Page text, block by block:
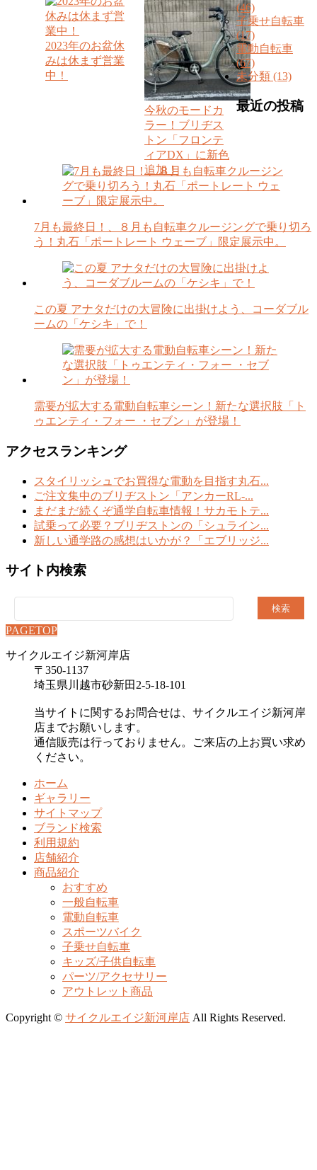
2023年のお盆休
みは休まず営業
中！
今秋のモードカ
ラー！ブリヂス
トン「フロンテ
ィアDX」に新色
追加！
(46)
子乗せ自転車
(17)
電動自転車
(67)
未分類 (13)
最近の投稿
7月も最終日！、８月も自転車クルージングで乗り切ろ
う！丸石「ポートレート ウェーブ」限定展示中。
この夏 アナタだけの大冒険に出掛けよう、コーダブル
ームの「ケシキ」で！
需要が拡大する電動自転車シーン！新たな選択肢「ト
ゥエンティ・フォー ・セブン」が登場！
アクセスランキング
スタイリッシュでお買得な電動を目指す丸石...
ご注文集中のブリヂストン「アンカーRL-...
まだまだ続くぞ通学自転車情報！サカモトテ...
試乗って必要？ブリヂストンの「シュライン...
新しい通学路の感想はいかが？「エブリッジ...
サイト内検索
索:
PAGETOP
サイクルエイジ新河岸店
〒350-1137
埼玉県川越市砂新田2-5-18-101
当サイトに関するお問合せは、サイクルエイジ新河岸
店までお願いします。
通信販売は行っておりません。ご来店の上お買い求め
ください。
ホーム
ギャラリー
サイトマップ
ブランド検索
利用規約
店舗紹介
商品紹介
おすすめ
一般自転車
電動自転車
スポーツバイク
子乗せ自転車
キッズ/子供自転車
パーツ/アクセサリー
アウトレット商品
Copyright © サイクルエイジ新河岸店 All Rights Reserved.